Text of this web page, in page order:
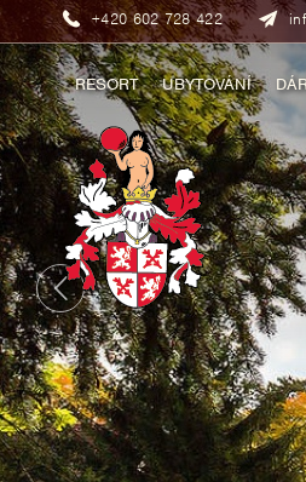
+420 602 728 422
RESORT UBYTOVÁNÍ
STŘEDOVĚKÝ HOTEL
HOTEL RUSTIKAL
ZÁMECKÉ APARTMÁNY
DÁRKOVÉ POUKAZY
TOP UDÁLOSTI